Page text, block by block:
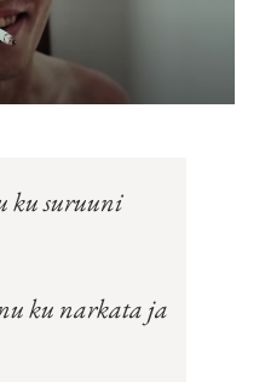
ku suruuni
ku narkata ja